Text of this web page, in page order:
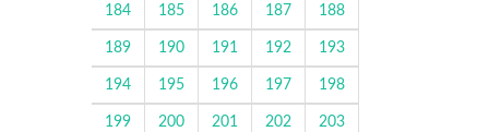
184 185 186 187 188
189 190 191 192 193
194 195 196 197 198
199 200 201 202 203